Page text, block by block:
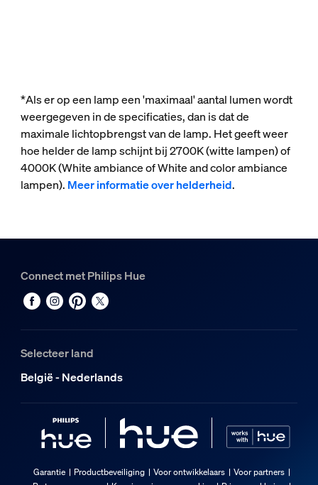
*Als er op een lamp een 'maximaal' aantal lumen wordt
weergegeven in de specificaties, dan is dat de
maximale lichtopbrengst van de lamp. Het geeft weer
hoe helder de lamp schijnt bij 2700K (witte lampen) of
4000K (White ambiance of White and color ambiance
lampen). Meer informatie over helderheid.
Connect met Philips Hue
Selecteer land
België - Nederlands
Garantie Productbeveiliging Voor ontwikkelaars
Voor partners